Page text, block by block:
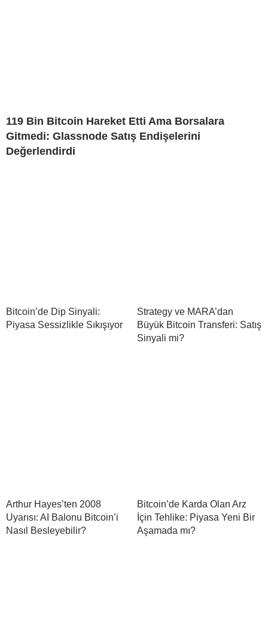
119 Bin Bitcoin Hareket Etti Ama Borsalara
Gitmedi: Glassnode Satış Endişelerini
Değerlendirdi
Bitcoin’de Dip Sinyali:
Piyasa Sessizlikle Sıkışıyor
Strategy ve MARA’dan
Büyük Bitcoin Transferi: Satış
Sinyali mi?
Arthur Hayes’ten 2008
Uyarısı: AI Balonu Bitcoin’i
Nasıl Besleyebilir?
Bitcoin’de Karda Olan Arz
İçin Tehlike: Piyasa Yeni Bir
Aşamada mı?